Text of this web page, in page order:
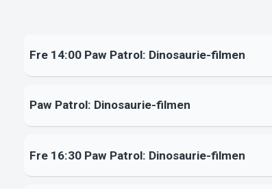
Fre 14:00 Paw Patrol: Dinosaurie-filmen
Paw Patrol: Dinosaurie-filmen
Fre 16:30 Paw Patrol: Dinosaurie-filmen